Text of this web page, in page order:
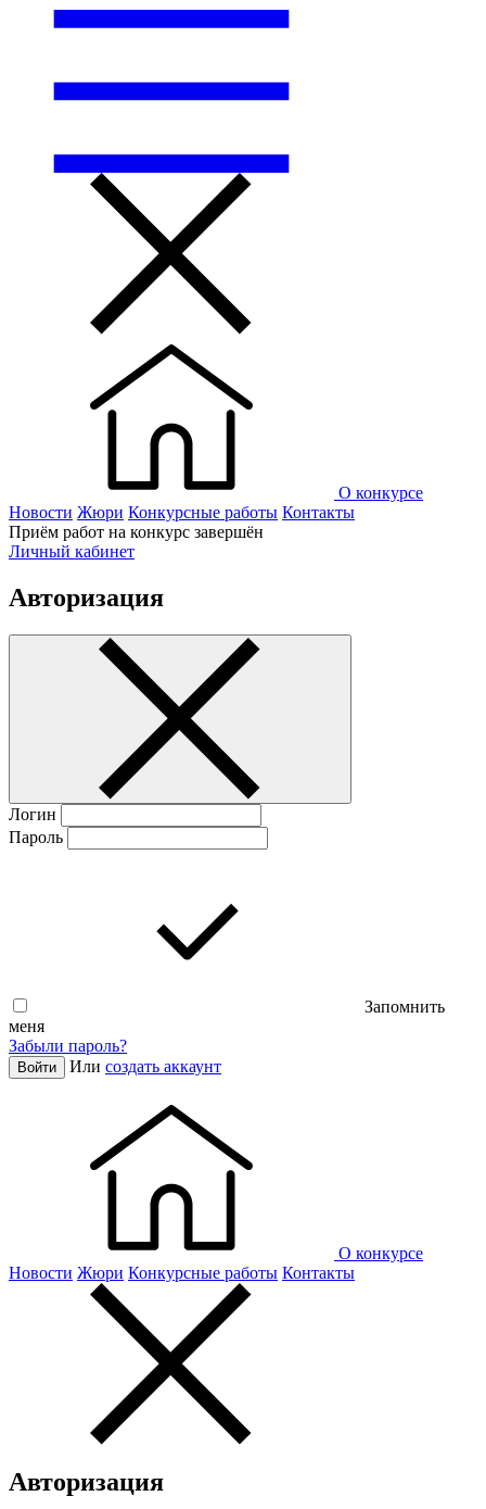
О конкурсе
Новости Жюри Конкурсные работы Контакты
Приём работ на конкурс завершён
Личный кабинет
Авторизация
Логин
Пароль
Запомнить
меня
Забыли пароль?
Войти Или создать аккаунт
О конкурсе
Новости Жюри Конкурсные работы Контакты
Авторизация